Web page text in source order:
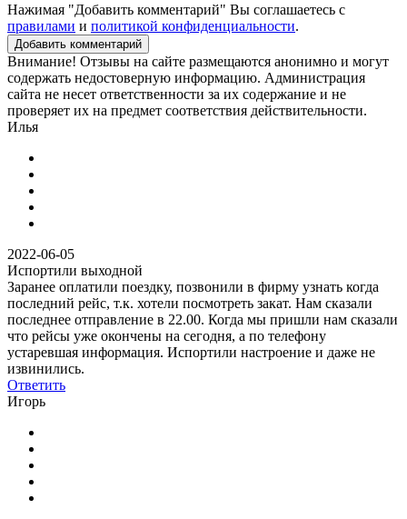
Нажимая "Добавить комментарий" Вы соглашаетесь с
правилами и политикой конфиденциальности.
Добавить комментарий
Внимание! Отзывы на сайте размещаются анонимно и могут
содержать недостоверную информацию. Администрация
сайта не несет ответственности за их содержание и не
проверяет их на предмет соответствия действительности.
Илья
2022-06-05
Испортили выходной
Заранее оплатили поездку, позвонили в фирму узнать когда
последний рейс, т.к. хотели посмотреть закат. Нам сказали
последнее отправление в 22.00. Когда мы пришли нам сказали
что рейсы уже окончены на сегодня, а по телефону
устаревшая информация. Испортили настроение и даже не
извинились.
Ответить
Игорь